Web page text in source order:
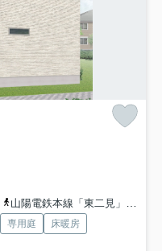
山陽電鉄本線「東二見」駅 徒歩14分
専用庭
床暖房